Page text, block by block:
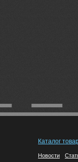
Каталог
Новости